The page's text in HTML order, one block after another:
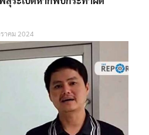
าคม 2024